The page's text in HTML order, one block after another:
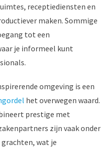
receptiediensten en
maken. Sommige
tot een
je informeel kunt
omgeving is een
het overwegen waard.
prestige met
zijn vaak onder
grachten, wat je